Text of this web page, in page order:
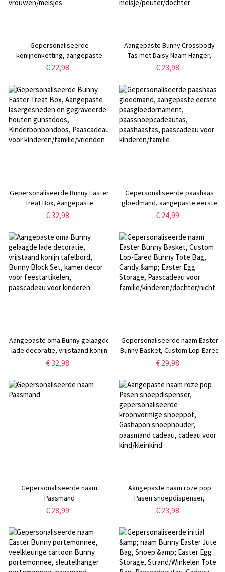
Gepersonaliseerde
konijnenketting, aangepaste
naam en geboortesteen
zilver 925 sieraden,
minimalistisch/paascadeau voor
vrouwen/meisjes
€ 22,98
Aangepaste Bunny Crossbody
Tas met Daisy Naam Hanger,
Lederen Crossbody
Feest/Pasen/Verjaardag/
Cadeaus voor
meisje/peuter/dochter
€ 23,98
Gepersonaliseerde Bunny Easter
Treat Box, Aangepaste
lasergesneden en gegraveerde
Kinderbonbondoos, Paascadeau
voor kinderen/familie/vrienden
€ 32,98
Gepersonaliseerde paashaas
gloedmand, aangepaste eerste
paasgloedornament,
paashaastas, paascadeau voor
kinderen/familie
€ 24,99
Aangepaste oma Bunny gelaagde
lade decoratie, vrijstaand konijn
tafelbord, Bunny Block Set,
paascadeau voor kinderen
€ 32,98
Gepersonaliseerde naam Easter
Bunny Basket, Custom Lop-Eared
Bunny Tote Bag, Candy & Easter
familie/kinderen/dochter/nicht
€ 29,98
Gepersonaliseerde naam
Paasmand
€ 28,99
Aangepaste naam roze pop
Pasen snoepdispenser,
gepersonaliseerde
Gashapon snoephouder,
paasmand cadeau, cadeau voor
kind/kleinkind
€ 23,98